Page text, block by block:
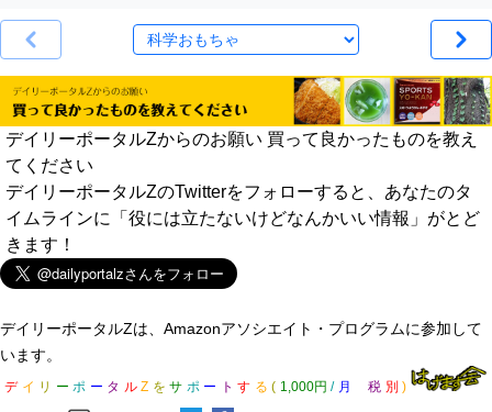
デイリーポータルZからのお願い 買って良かったものを教え
てください
デイリーポータルZのTwitterをフォローすると、あなたのタ
イムラインに「役には立たないけどなんかいい情報」がとど
きます！
デイリーポータルZは、Amazonアソシエイト・プログラムに参加して
います。
デ イ リ ー ポ ー タ ル Z を サ ポ ー ト す る ( 1,000円 / 月 税 別 )